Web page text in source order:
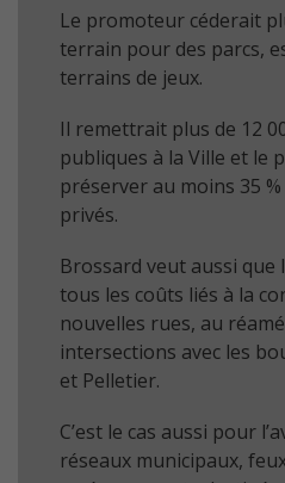
Le promoteur céderait
terrain pour des parcs,
terrains de jeux.
Il remettrait plus de 12
publiques à la Ville et le
préserver au moins 35 %
privés.
Brossard veut aussi
tous les coûts liés à la
nouvelles rues, au
intersections avec les
et Pelletier.
C’est le cas aussi pour
réseaux municipaux,